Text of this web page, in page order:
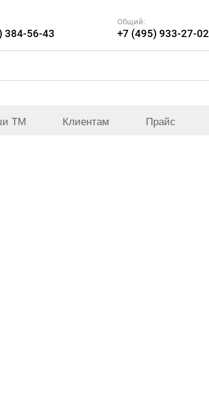
384-56-43
Общий:
+7 (495) 933-27-02
ТМ Клиентам Прайс